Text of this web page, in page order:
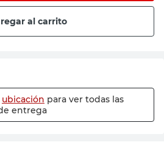
al carrito
ubicación para ver todas las
entrega